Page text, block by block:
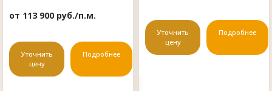
от 113 900 руб./п.м.
Уточнить
цену
Подробнее
Уточнить
цену
Подробнее